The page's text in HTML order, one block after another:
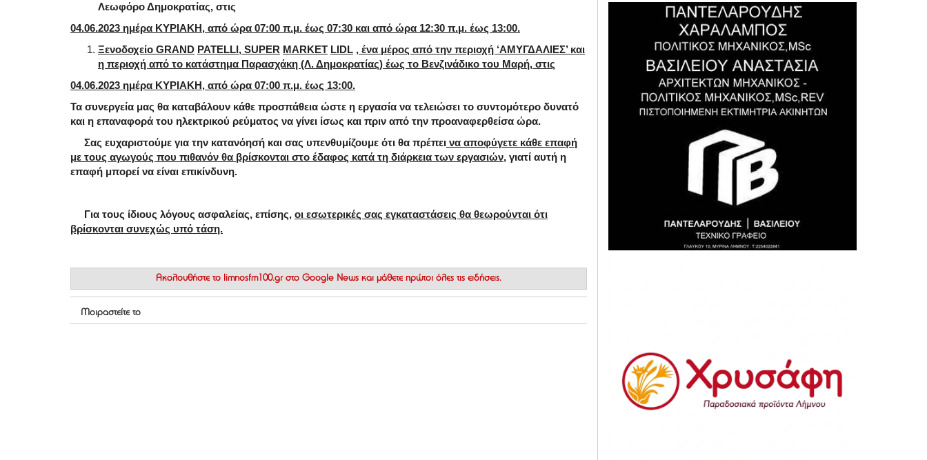
Λεωφόρο Δημοκρατίας, στις
04.06.2023 ημέρα ΚΥΡΙΑΚΗ, από ώρα 07:00 π.μ. έως 07:30 και από ώρα 12:30 π.μ. έως 13:00.
Ξενοδοχείο GRAND PATELLI, SUPER MARKET LIDL , ένα μέρος από την περιοχή ‘ΑΜΥΓΔΑΛΙΕΣ’ και
η περιοχή από το κατάστημα Παρασχάκη (Λ. Δημοκρατίας) έως το Βενζινάδικο του Μαρή, στις
04.06.2023 ημέρα ΚΥΡΙΑΚΗ, από ώρα 07:00 π.μ. έως 13:00.
Τα συνεργεία μας θα καταβάλουν κάθε προσπάθεια ώστε η εργασία να τελειώσει το συντομότερο δυνατό
και η επαναφορά του ηλεκτρικού ρεύματος να γίνει ίσως και πριν από την προαναφερθείσα ώρα.
Σας ευχαριστούμε για την κατανόησή και σας υπενθυμίζουμε ότι θα πρέπει να αποφύγετε κάθε επαφή
με τους αγωγούς που πιθανόν θα βρίσκονται στο έδαφος κατά τη διάρκεια των εργασιών, γιατί αυτή η
επαφή μπορεί να είναι επικίνδυνη.
Για τους ίδιους λόγους ασφαλείας, επίσης, οι εσωτερικές σας εγκαταστάσεις θα θεωρούνται ότι
βρίσκονται συνεχώς υπό τάση.
Ακολουθήστε το limnosfm100.gr στο Google News και μάθετε πρώτοι όλες τις ειδήσεις.
Μοιραστείτε το